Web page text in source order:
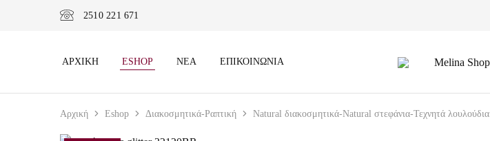
2510 221 671
ΑΡΧΙΚΉ ESHOP ΝΈΑ ΕΠΙΚΟΙΝΩΝΊΑ
Melina
Αρχική Eshop Διακοσμητικά-Ραπτική Natural διακοσμητικά-Natural στεφάνια-Τεχνητά λουλούδια